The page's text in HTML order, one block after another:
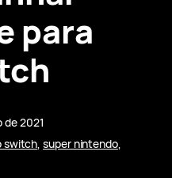
para
de 2021
switch, super nintendo